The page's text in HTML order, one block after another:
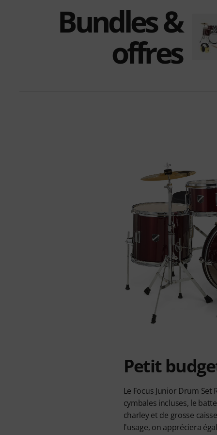
Bundles &
offres
Petit
Le Focus Junior Drum
cymbales incluses, le
charley et de grosse
l'usage, on appréciera